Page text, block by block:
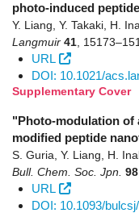
photo-induced
Y. Liang, Y. Takaki, H.
Langmuir 41
URL
DOI: 10.1021/
Supplementary Cover
"Photo-modulation of
modified peptide
S. Guria, Y. Liang, H.
Bull. Chem. Soc. Jpn. 98
URL
DOI: 10.1093/